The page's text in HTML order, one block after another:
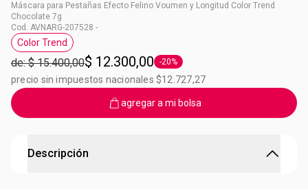
Máscara para Pestañas Efecto Felino Voumen y Longitud Color Trend
Chocolate 7g
Cod. AVNARG-207528 -
Etiqueta Color Trend
Color Trend
de: $ 15.400,00$ 12.300,00 Etiqueta -20%
-20%
precio sin impuestos nacionales $12.727,27
agregar a mi bolsa
Descripción